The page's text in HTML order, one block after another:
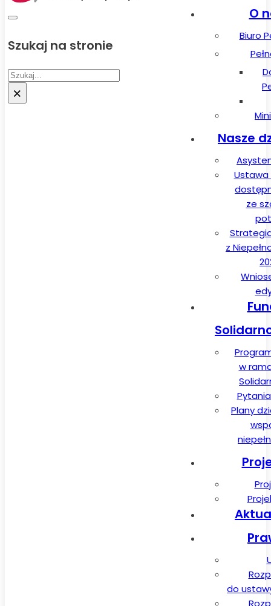
Szukaj na stronie
Szukaj
×
O
Biuro
Nasze
Ustawa
ze
z
w
Plany
do